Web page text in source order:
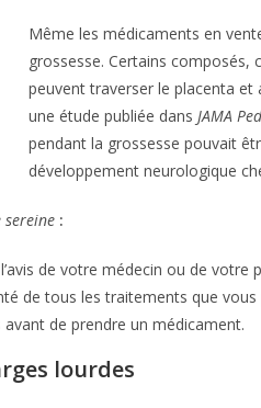
Même les médicaments en
grossesse. Certains composés,
peuvent traverser le placenta
une étude publiée dans JAMA
pendant la grossesse pouvait
développement neurologique
sereine :
de votre médecin ou de votre
de tous les traitements que
de prendre un médicament.
lourdes